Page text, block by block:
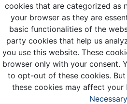
cookies that are categorized as
your browser as they are
basic functionalities of the
party cookies that help us
you use this website. These
browser only with your consent.
to opt-out of these cookies.
these cookies may affect your
Necessary